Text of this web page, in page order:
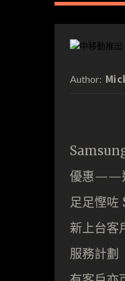
Author:
優惠——
足足慳咗
新上台客
服務計劃